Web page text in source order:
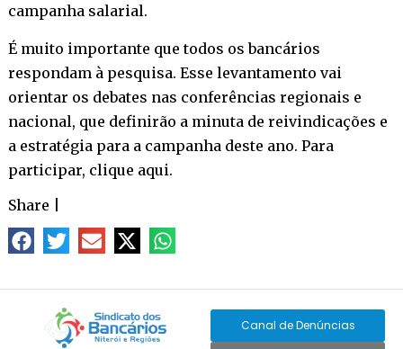
campanha salarial.
É muito importante que todos os bancários
respondam à pesquisa. Esse levantamento vai
orientar os debates nas conferências regionais e
nacional, que definirão a minuta de reivindicações e
a estratégia para a campanha deste ano. Para
participar, clique aqui.
Share
Canal de Denúncias